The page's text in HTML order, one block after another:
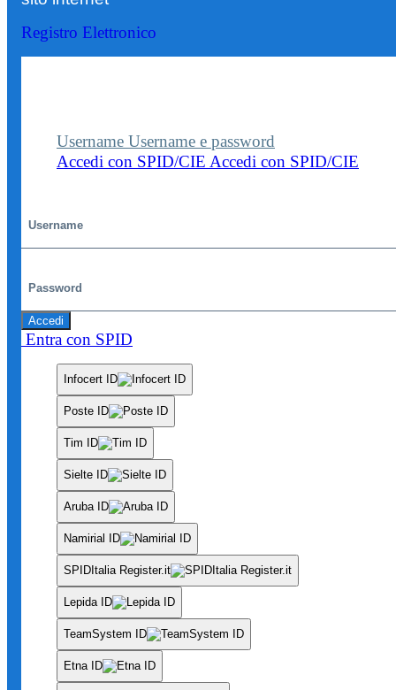
Registro Elettronico
Username Username e password
Accedi con SPID/CIE Accedi con SPID/CIE
Accedi
Entra con SPID
Infocert ID
Poste ID
Tim ID
Sielte ID
Aruba ID
Namirial ID
SPIDItalia Register.it
Lepida ID
TeamSystem ID
Etna ID